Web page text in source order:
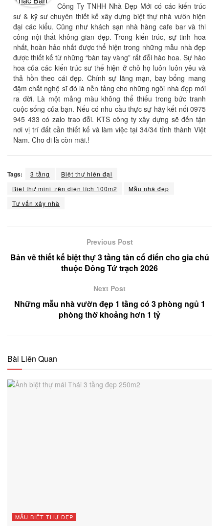
Công Ty TNHH Nhà Đẹp Mới có các kiến trúc
sư & kỹ sư chuyên thiết kế xây dựng biệt thự nhà vườn hiện
đại các kiểu. Cũng như khách sạn nhà hàng cafe bar và thi
công nội thất không gian đẹp. Trong kiến trúc, sự tinh hoa
nhất, hoàn hảo nhất được thể hiện trong những mẫu nhà đẹp
được thiết kế từ những “bàn tay vàng” rất đỗi hào hoa. Sự hào
hoa của các kiến trúc sư thể hiện ở chỗ họ luôn luôn yêu và
thả hồn theo cái đẹp. Chính sự lãng mạn, bay bổng mang
đậm chất nghệ sĩ đó là nền tảng cho những ngôi nhà đẹp mới
ra đời. Là một mảng màu không thể thiếu trong bức tranh
cuộc sống của bạn. Nếu có nhu cầu thực sự hãy kết nối 0975
945 433 có zalo trao đỗi. KTS công ty xây dựng sẽ đến tận
nơi vị trí đất cần thiết kế và làm việc tại 34/34 tỉnh thành Việt
Nam. Cho đi là còn mãi.!
Tags: 3 tầng
Biệt thự hiện đại
Biệt thự mini trên diện tích 100m2
Mẫu nhà đẹp
Tư vấn xây nhà
Previous Post
Bản vẽ thiết kế biệt thự 3 tầng tân cổ điển cho gia chủ
thuộc Đông Tứ trạch 2026
Next Post
Những mẫu nhà vườn đẹp 1 tầng có 3 phòng ngủ 1
phòng thờ khoảng hơn 1 tỷ
Bài Liên Quan
MẪU BIỆT THỰ ĐẸP